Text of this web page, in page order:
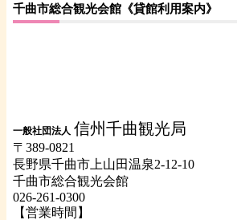
千曲市総合観光会館《貸館利用案内》
一般社団法人 信州千曲観光局
〒389-0821
長野県千曲市上山田温泉2-12-10
千曲市総合観光会館
026-261-0300
【営業時間】